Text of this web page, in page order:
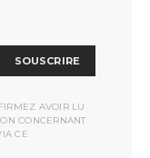
SOUSCRIRE
AVOIR LU
CONCERNANT
CE